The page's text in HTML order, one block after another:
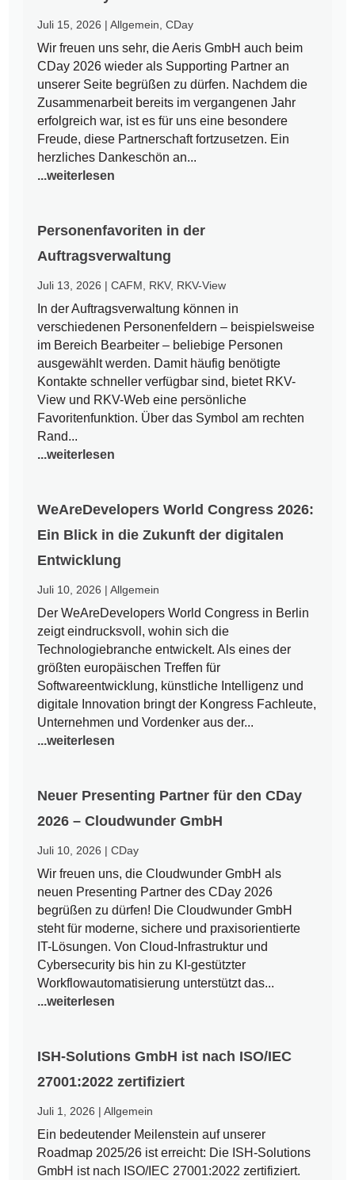
Juli 15, 2026 |Allgemein ,CDay
Wir freuen uns sehr, die Aeris GmbH auch beim
CDay 2026 wieder als Supporting Partner an
unserer Seite begrüßen zu dürfen. Nachdem die
Zusammenarbeit bereits im vergangenen Jahr
erfolgreich war, ist es für uns eine besondere
Freude, diese Partnerschaft fortzusetzen. Ein
herzliches Dankeschön an...
...weiterlesen
Personenfavoriten in der
Auftragsverwaltung
Juli 13, 2026 |CAFM RKV, RKV-View
In der Auftragsverwaltung können in
verschiedenen Personenfeldern – beispielsweise
im Bereich Bearbeiter – beliebige Personen
ausgewählt werden. Damit häufig benötigte
Kontakte schneller verfügbar sind, bietet RKV-
View und RKV-Web eine persönliche
Favoritenfunktion. Über das Symbol am rechten
Rand...
...weiterlesen
WeAreDevelopers World Congress 2026:
Ein Blick in die Zukunft der digitalen
Entwicklung
Juli 10, 2026 |Allgemein
Der WeAreDevelopers World Congress in Berlin
zeigt eindrucksvoll, wohin sich die
Technologiebranche entwickelt. Als eines der
größten europäischen Treffen für
Softwareentwicklung, künstliche Intelligenz und
digitale Innovation bringt der Kongress Fachleute,
Unternehmen und Vordenker aus der...
...weiterlesen
Neuer Presenting Partner für den CDay
2026 – Cloudwunder GmbH
Juli 10, 2026 |CDay
Wir freuen uns, die Cloudwunder GmbH als
neuen Presenting Partner des CDay 2026
begrüßen zu dürfen! Die Cloudwunder GmbH
steht für moderne, sichere und praxisorientierte
IT-Lösungen. Von Cloud-Infrastruktur und
Cybersecurity bis hin zu KI-gestützter
Workflowautomatisierung unterstützt das...
...weiterlesen
ISH-Solutions GmbH ist nach ISO/IEC
27001:2022 zertifiziert
Juli 1, 2026 |Allgemein
Ein bedeutender Meilenstein auf unserer
Roadmap 2025/26 ist erreicht: Die ISH-Solutions
GmbH ist nach ISO/IEC 27001:2022 zertifiziert.